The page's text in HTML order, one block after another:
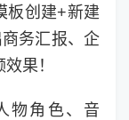
板创建+新建
务汇报、企
果！
物角色、音